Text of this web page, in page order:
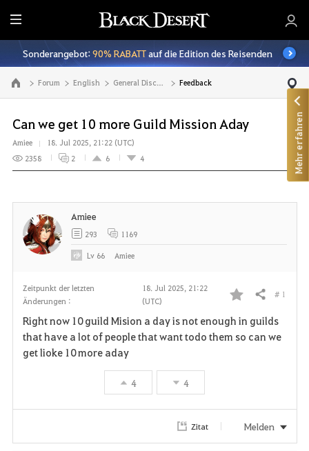
A
l
l
e
Sonderangebot:90% RABATTauf die Edition des Reisenden
Zur Hauptseite Forum English General Discussion Feedback
Can we get 10 more Guild Mission Aday
Amiee
18. Jul 2025, 21:22 (UTC)
2358
2 6 4
Zeitpunkt der letzten
Änderungen :
18. Jul 2025, 21:22
(UTC)
F
a
r
i
Teilen # 1
Right now 10 guild Mision a day is not enough in guilds
that have a lot of people that want todo them so can we
get lioke 10 more aday
4 4
Amiee
293 1169
Lv 66 Amiee
Zitat Melden
Mehr erfahren